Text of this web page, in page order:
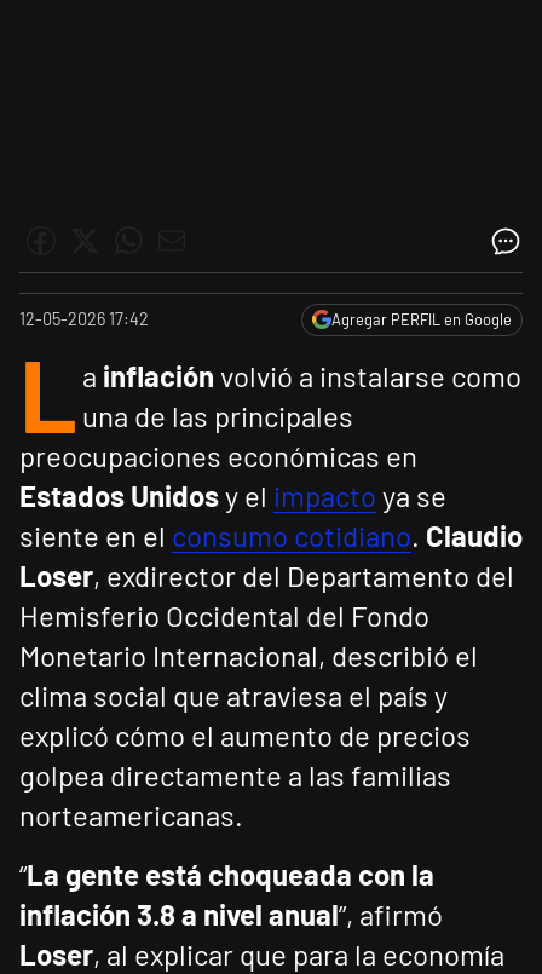
12-05-2026 17:42 Agregar PERFIL en Google
L a inflación volvió a instalarse como
una de las principales
preocupaciones económicas en
Estados Unidosy el impacto ya se
siente en el consumo cotidiano. Claudio
Loser, exdirector del Departamento del
Hemisferio Occidental del Fondo
Monetario Internacional, describió el
clima social que atraviesa el país y
explicó cómo el aumento de precios
golpea directamente a las familias
norteamericanas.
“La gente está choqueada con la
inflación 3.8 a nivel anual”, afirmó
Loser, al explicar que para la economía